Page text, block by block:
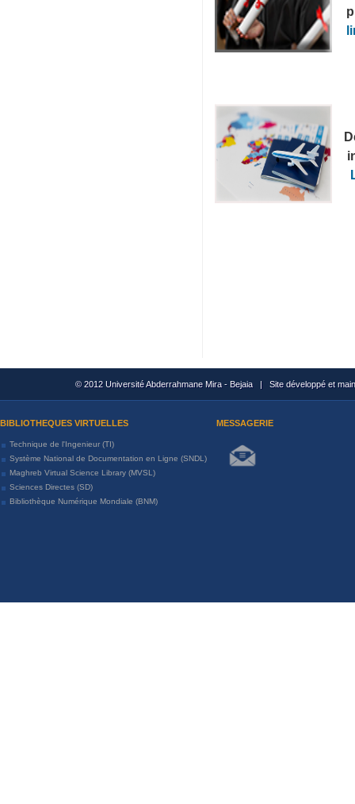
© 2012 Université Abderrahmane Mira - Bejaia | Site développé et
BIBLIOTHEQUES VIRTUELLES MESSAGERIE
Technique de l'Ingenieur (TI)
Système National de Documentation en Ligne (SNDL)
Maghreb Virtual Science Library (MVSL)
Sciences Directes (SD)
Bibliothèque Numérique Mondiale (BNM)